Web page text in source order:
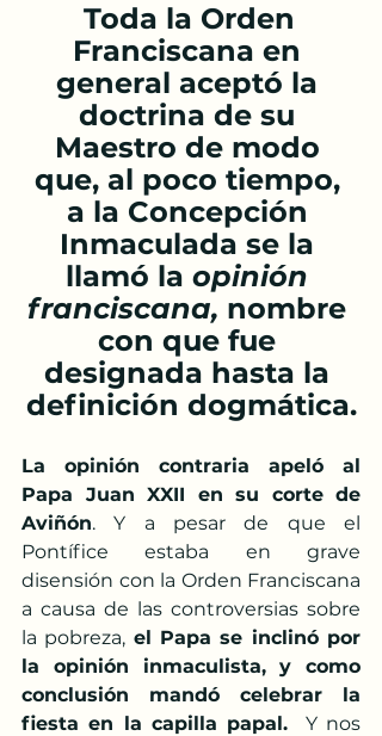
Toda la Orden
Franciscana en
general aceptó la
doctrina de su
Maestro de modo
que, al poco tiempo,
a la Concepción
Inmaculada se la
llamó la opinión
franciscana, nombre
con que fue
designada hasta la
definición dogmática.
La opinión contraria apeló al
Papa Juan XXII en su corte de
Aviñón. Y a pesar de que el
Pontífice estaba en grave
disensión con la Orden Franciscana
a causa de las controversias sobre
la pobreza, el Papa se inclinó por
la opinión inmaculista, y como
conclusión mandó celebrar la
fiesta en la capilla papal. Y nos